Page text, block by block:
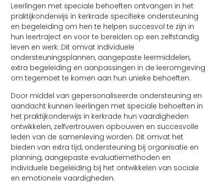
Leerlingen met speciale behoeften ontvangen in het
praktijkonderwijs in kerkrade specifieke ondersteuning
en begeleiding om hen te helpen succesvol te zijn in
hun leertraject en voor te bereiden op een zelfstandig
leven en werk. Dit omvat individuele
ondersteuningsplannen, aangepaste leermiddelen,
extra begeleiding en aanpassingen in de leeromgeving
om tegemoet te komen aan hun unieke behoeften.
Door middel van gepersonaliseerde ondersteuning en
aandacht kunnen leerlingen met speciale behoeften in
het praktijkonderwijs in kerkrade hun vaardigheden
ontwikkelen, zelfvertrouwen opbouwen en succesvolle
leden van de samenleving worden. Dit omvat het
bieden van extra tijd, ondersteuning bij organisatie en
planning, aangepaste evaluatiemethoden en
individuele begeleiding bij het ontwikkelen van sociale
en emotionele vaardigheden.